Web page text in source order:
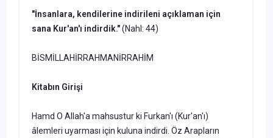
"İnsanlara, kendilerine indirileni açıklaman için
sana Kur'an'ı indirdik."(Nahl: 44)
BİSMİLLAHİRRAHMANİRRAHİM
Kitabın Girişi
Hamd O Allah'a mahsustur ki Furkan'ı (Kur'an'ı)
âlemleri uyarma­sı için kuluna indirdi. Öz Arapların